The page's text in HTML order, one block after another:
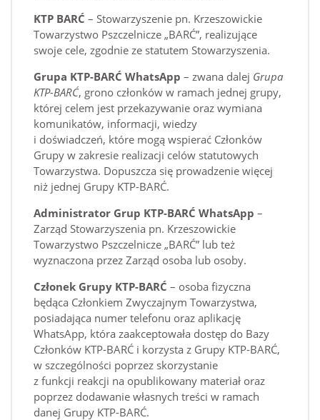
KTP BARĆ – Stowarzyszenie pn. Krzeszowickie
Towarzystwo Pszczelnicze „BARĆ”, realizujące
swoje cele, zgodnie ze statutem Stowarzyszenia.
Grupa KTP-BARĆ WhatsApp – zwana dalej Grupa
KTP-BARĆ, grono członków w ramach jednej grupy,
której celem jest przekazywanie oraz wymiana
komunikatów, informacji, wiedzy
i doświadczeń, które mogą wspierać Członków
Grupy w zakresie realizacji celów statutowych
Towarzystwa. Dopuszcza się prowadzenie więcej
niż jednej Grupy KTP-BARĆ.
Administrator Grup KTP-BARĆ WhatsApp –
Zarząd Stowarzyszenia pn. Krzeszowickie
Towarzystwo Pszczelnicze „BARĆ” lub też
wyznaczona przez Zarząd osoba lub osoby.
Członek Grupy KTP-BARĆ – osoba fizyczna
będąca Członkiem Zwyczajnym Towarzystwa,
posiadająca numer telefonu oraz aplikację
WhatsApp, która zaakceptowała dostęp do Bazy
Członków KTP-BARĆ i korzysta z Grupy KTP-BARĆ,
w szczególności poprzez skorzystanie
z funkcji reakcji na opublikowany materiał oraz
poprzez dodawanie własnych treści w ramach
danej Grupy KTP-BARĆ.